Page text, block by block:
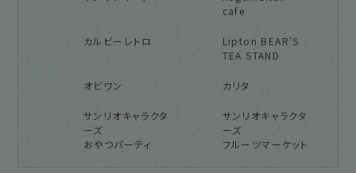
cafe
カルビーレトロ
Lipton BEAR'S
TEA STAND
オビワン カリタ
サンリオキャラクタ
ーズ
おやつパーティ
サンリオキャラクタ
ーズ
フルーツマーケット